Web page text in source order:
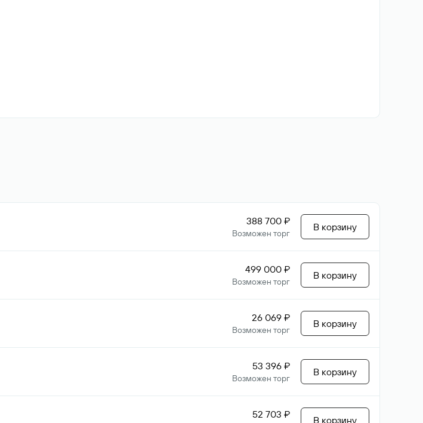
388 700 ₽
Возможен торг
В корзину
499 000 ₽
Возможен торг
В корзину
26 069 ₽
Возможен торг
В корзину
53 396 ₽
Возможен торг
В корзину
52 703 ₽ В корзину